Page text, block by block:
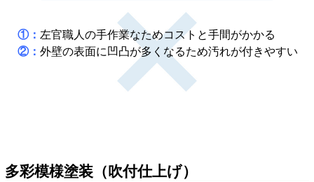
①： 左官職人の手作業なためコストと手間がかかる
②： 外壁の表面に凹凸が多くなるため汚れが付きやすい
多彩模様塗装（吹付仕上げ）